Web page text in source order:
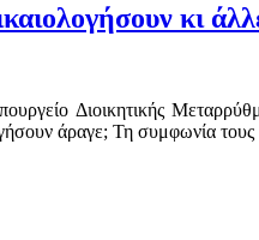
κι
Διοικητικής
άραγε; Τη συμφωνία τους